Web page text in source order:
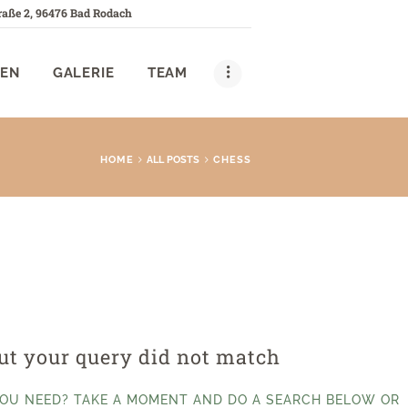
2, 96476 Bad Rodach
GALERIE TEAM
HOME ALL POSTS CHESS
your query did not match
NEED? TAKE A MOMENT AND DO A SEARCH BELOW OR